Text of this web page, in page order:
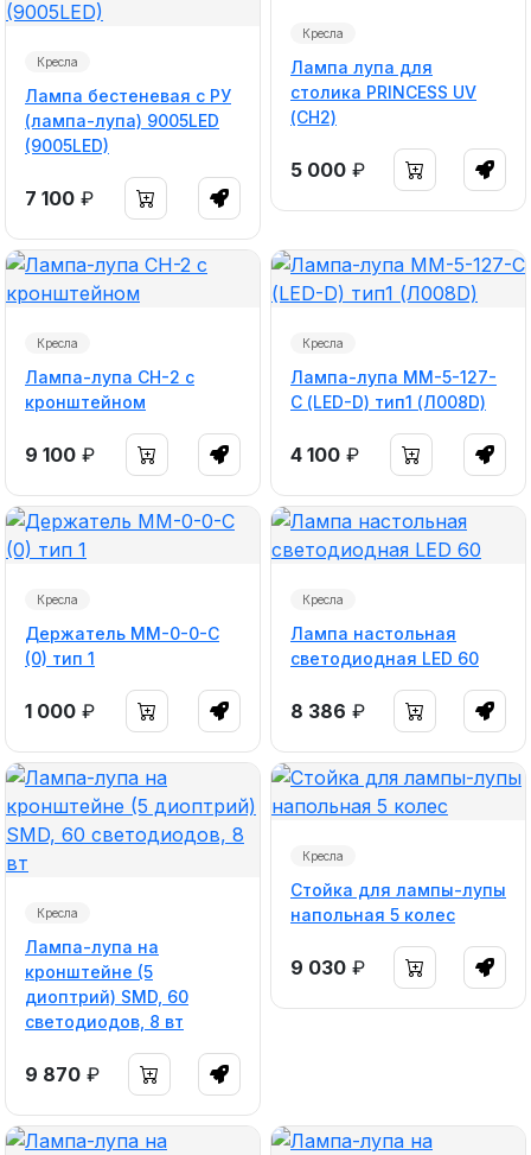
Кресла
Лампа бестеневая с РУ
(лампа-лупа) 9005LED
(9005LED)
7 100 ₽
Кресла
Лампа лупа для
столика PRINCESS UV
(СН2)
5 000 ₽
Кресла
Лампа-лупа СН-2 с
кронштейном
9 100 ₽
Кресла
Лампа-лупа ММ-5-127-
С (LED-D) тип1 (Л008D)
4 100 ₽
Кресла
Держатель ММ-0-0-С
(0) тип 1
1 000 ₽
Кресла
Лампа настольная
светодиодная LED 60
8 386 ₽
Кресла
Лампа-лупа на
кронштейне (5
диоптрий) SMD, 60
светодиодов, 8 вт
9 870 ₽
Кресла
Стойка для лампы-лупы
напольная 5 колес
9 030 ₽